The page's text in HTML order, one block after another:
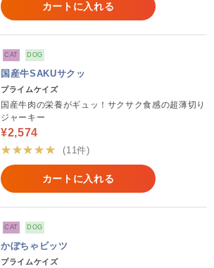
カートに入れる
CAT DOG
国産牛SAKUサクッ
プライムケイズ
国産牛肉の栄養がギュッ！サクサク食感の超薄切り
ジャーキー
¥2,574
★★★★★
(11件)
カートに入れる
CAT DOG
かぼちゃビッツ
プライムケイズ